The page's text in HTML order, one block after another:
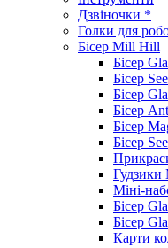
Дзвіночки *
Голки для
Бісер Mill Hill
Бісер
Бісер
Бісер
Бісер
Бісер
Бісер
Гудзики
Міні-
Бісер
Бісер
Карти